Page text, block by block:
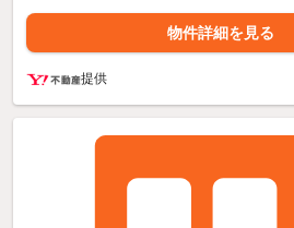
物件詳細を見る
提供